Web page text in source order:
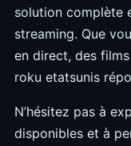
solution complète
streaming. Que
en direct, des
roku etatsunis
N’hésitez pas à
disponibles et à